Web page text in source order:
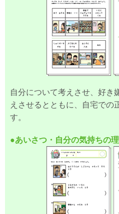
自分について考えさせ、好き
えさせるとともに、自宅での
す。
●あいさつ・自分の気持ちの